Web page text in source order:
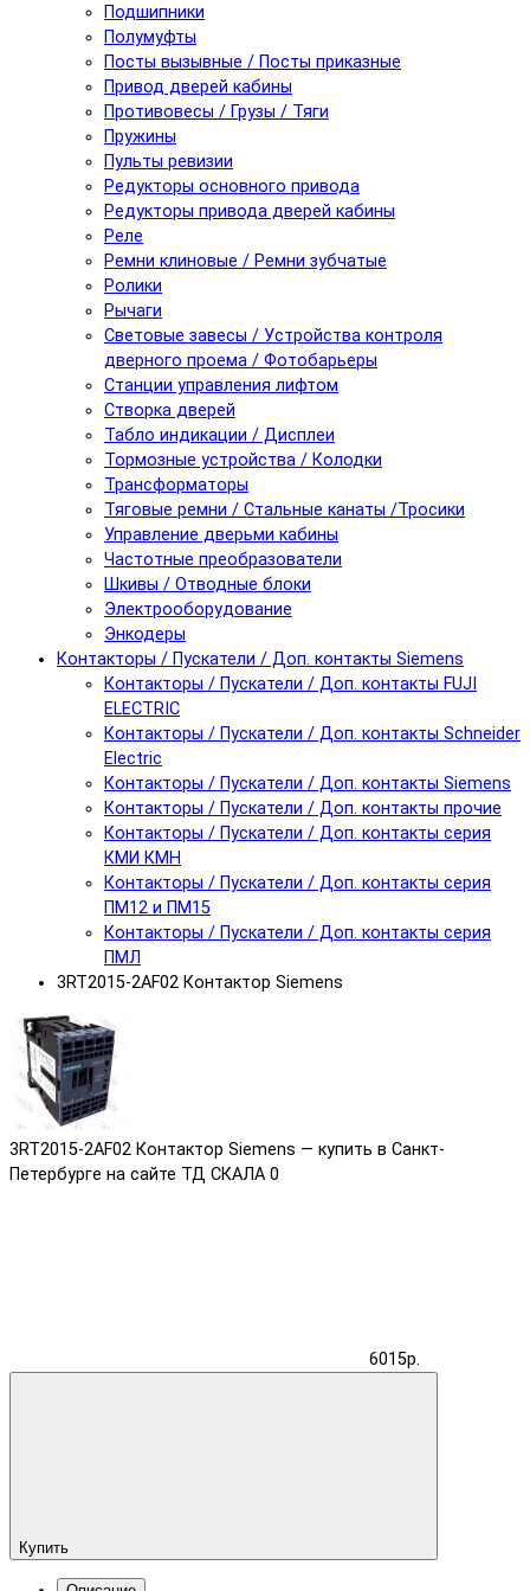
Подшипники
Полумуфты
Посты вызывные / Посты приказные
Привод дверей кабины
Противовесы / Грузы / Тяги
Пружины
Пульты ревизии
Редукторы основного привода
Редукторы привода дверей кабины
Реле
Ремни клиновые / Ремни зубчатые
Ролики
Рычаги
Световые завесы / Устройства контроля
дверного проема / Фотобарьеры
Станции управления лифтом
Створка дверей
Табло индикации / Дисплеи
Тормозные устройства / Колодки
Трансформаторы
Тяговые ремни / Стальные канаты /Тросики
Управление дверьми кабины
Частотные преобразователи
Шкивы / Отводные блоки
Электрооборудование
Энкодеры
Контакторы / Пускатели / Доп. контакты Siemens
Контакторы / Пускатели / Доп. контакты FUJI
ELECTRIC
Контакторы / Пускатели / Доп. контакты Schneider
Electric
Контакторы / Пускатели / Доп. контакты Siemens
Контакторы / Пускатели / Доп. контакты прочие
Контакторы / Пускатели / Доп. контакты серия
КМИ КМН
Контакторы / Пускатели / Доп. контакты серия
ПМ12 и ПМ15
Контакторы / Пускатели / Доп. контакты серия
ПМЛ
3RT2015-2AF02 Контактор Siemens
3RT2015-2AF02 Контактор Siemens — купить в Санкт-
Петербурге на сайте ТД СКАЛА 0
6015р.
Купить